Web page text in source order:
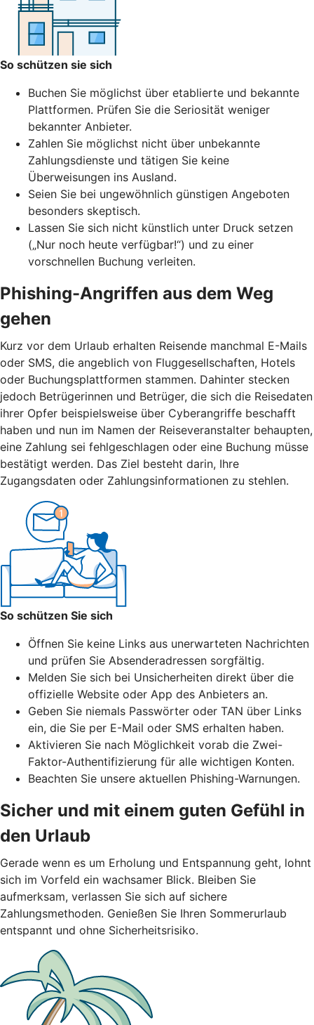
So schützen sie sich
Buchen Sie möglichst über etablierte und bekannte
Plattformen. Prüfen Sie die Seriosität weniger
bekannter Anbieter.
Zahlen Sie möglichst nicht über unbekannte
Zahlungsdienste und tätigen Sie keine
Überweisungen ins Ausland.
Seien Sie bei ungewöhnlich günstigen Angeboten
besonders skeptisch.
Lassen Sie sich nicht künstlich unter Druck setzen
(„Nur noch heute verfügbar!“) und zu einer
vorschnellen Buchung verleiten.
Phishing-Angriffen aus dem Weg
gehen
Kurz vor dem Urlaub erhalten Reisende manchmal E-Mails
oder SMS, die angeblich von Fluggesellschaften, Hotels
oder Buchungsplattformen stammen. Dahinter stecken
jedoch Betrügerinnen und Betrüger, die sich die Reisedaten
ihrer Opfer beispielsweise über Cyberangriffe beschafft
haben und nun im Namen der Reiseveranstalter behaupten,
eine Zahlung sei fehlgeschlagen oder eine Buchung müsse
bestätigt werden. Das Ziel besteht darin, Ihre
Zugangsdaten oder Zahlungsinformationen zu stehlen.
So schützen Sie sich
Öffnen Sie keine Links aus unerwarteten Nachrichten
und prüfen Sie Absenderadressen sorgfältig.
Melden Sie sich bei Unsicherheiten direkt über die
offizielle Website oder App des Anbieters an.
Geben Sie niemals Passwörter oder TAN über Links
ein, die Sie per E-Mail oder SMS erhalten haben.
Aktivieren Sie nach Möglichkeit vorab die Zwei-
Faktor-Authentifizierung für alle wichtigen Konten.
Beachten Sie unsere aktuellen Phishing-Warnungen.
Sicher und mit einem guten Gefühl in
den Urlaub
Gerade wenn es um Erholung und Entspannung geht, lohnt
sich im Vorfeld ein wachsamer Blick. Bleiben Sie
aufmerksam, verlassen Sie sich auf sichere
Zahlungsmethoden. Genießen Sie Ihren Sommerurlaub
entspannt und ohne Sicherheitsrisiko.